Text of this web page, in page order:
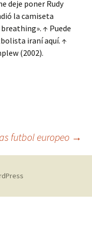
deje poner Rudy
la camiseta
↑ Puede
iraní aquí. ↑
(2002).
futbol europeo →